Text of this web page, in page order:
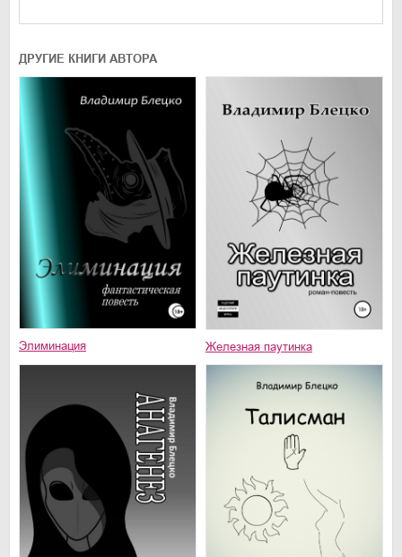
ДРУГИЕ КНИГИ АВТОРА
Элиминация Железная паутинка